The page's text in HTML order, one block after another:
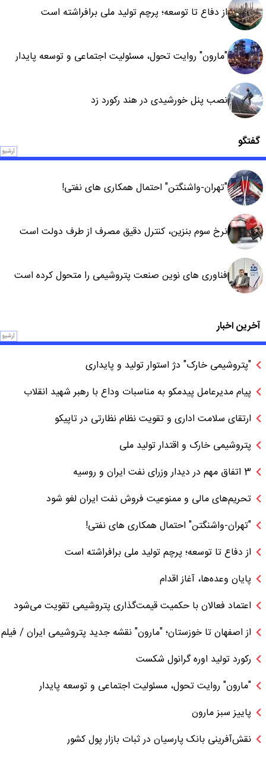
از دفاع تا توسعه؛ پرچم تولید ملی برافراشته است
"مارون" روایت تحول، مسئولیت اجتماعی و توسعه پایدار
نصب پنل خورشیدی در هند رکورد زد
گفتگو
آرشیو
"تهران-واشنگتن" احتمال همکاری های نفتی!
نرخ سوم بنزین، کنترل دقیق مصرف از طرف دولت است
فناوری های نوین صنعت پتروشیمی را متحول کرده است
آخرین اخبار
آرشیو
"پتروشیمی خارک" دژ استوار تولید و پایداری
پیام مدیرعامل پیدمکو به مناسبات وداع با رهبر شهید انقلاب
ارتقای سلامت اداری و تقویت نظام نظارتی در تاپیکو
پتروشیمی خارک و اقتدار تولید ملی
3 اتفاق مهم در دیدار وزرای نفت ایران و روسیه
تحریم‌های مالی و ممنوعیت فروش نفت ایران لغو شود
"تهران-واشنگتن" احتمال همکاری های نفتی!
از دفاع تا توسعه؛ پرچم تولید ملی برافراشته است
پایان وعده‌ها، آغاز اقدام
اعتماد فعالان با حکمیت قیمت‌گذاری پتروشیمی تقویت می‌شود
از اصفهان تا خوزستان؛ "مارون" نقشه جدید پتروشیمی ایران / فیلم
رکورد تولید اوره گرانول شکست
"مارون" روایت تحول، مسئولیت اجتماعی و توسعه پایدار
پاییز سبز مارون
نقش‌آفرینی بانک پارسیان در ثبات بازار پول کشور